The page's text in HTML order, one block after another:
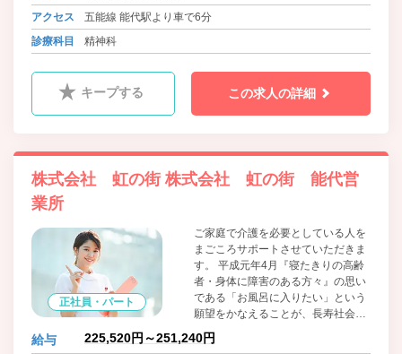
アクセス
五能線 能代駅より車で6分
診療科目
精神科
キープする この求人の詳細
株式会社 虹の街 株式会社 虹の街 能代営
業所
正社員・パート
ご家庭で介護を必要としている人を
まごころサポートさせていただきま
す。 平成元年4月『寝たきりの高齢
者・身体に障害のある方々』の思い
である「お風呂に入りたい」という
願望をかなえることが、長寿社会に
おける老人福祉サービスの充実を目
指す私たちの使命であるとの信念か
給与 225,520円～251,240円